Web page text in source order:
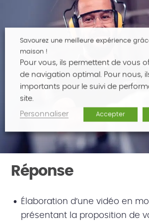
Réponse
Élaboration d’une vidéo en
présentant la proposition de
Savourez une meilleure expérience
maison !
Pour vous, ils permettent de vous
de navigation optimal. Pour nous,
importants pour le suivi de
site.
Personnaliser Accepter